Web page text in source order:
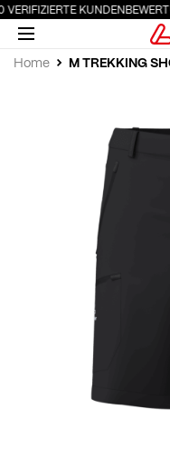
Home M TREKKING